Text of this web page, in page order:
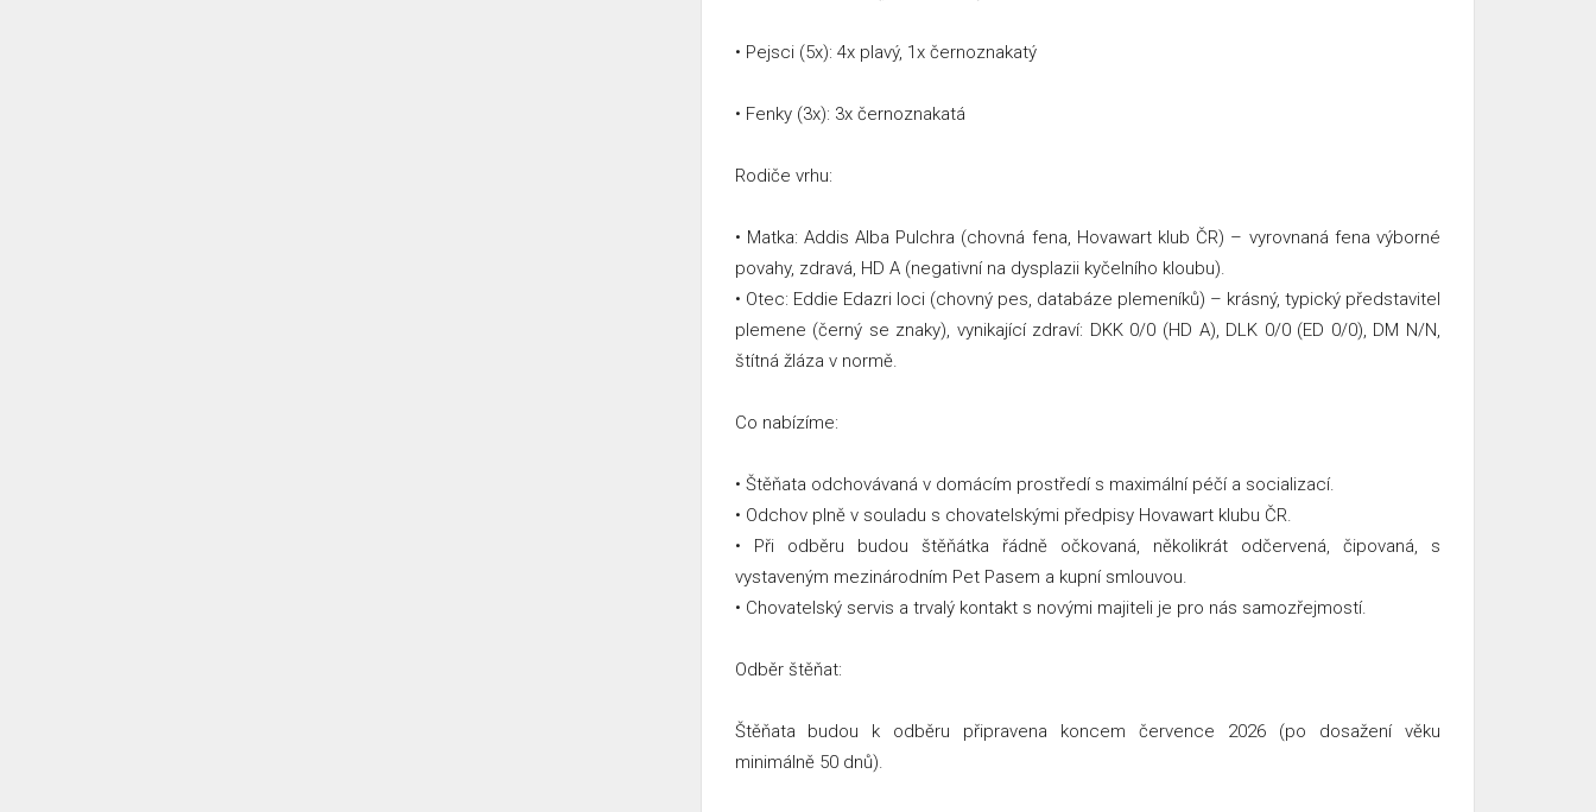
• Pejsci (5x): 4x plavý, 1x černoznakatý
• Fenky (3x): 3x černoznakatá
Rodiče vrhu:
• Matka: Addis Alba Pulchra (chovná fena, Hovawart klub ČR) – vyrovnaná fena výborné
povahy, zdravá, HD A (negativní na dysplazii kyčelního kloubu).
• Otec: Eddie Edazri loci (chovný pes, databáze plemeníků) – krásný, typický představitel
plemene (černý se znaky), vynikající zdraví: DKK 0/0 (HD A), DLK 0/0 (ED 0/0), DM N/N,
štítná žláza v normě.
Co nabízíme:
• Štěňata odchovávaná v domácím prostředí s maximální péčí a socializací.
• Odchov plně v souladu s chovatelskými předpisy Hovawart klubu ČR.
• Při odběru budou štěňátka řádně očkovaná, několikrát odčervená, čipovaná, s
vystaveným mezinárodním Pet Pasem a kupní smlouvou.
• Chovatelský servis a trvalý kontakt s novými majiteli je pro nás samozřejmostí.
Odběr štěňat:
Štěňata budou k odběru připravena koncem července 2026 (po dosažení věku
minimálně 50 dnů).